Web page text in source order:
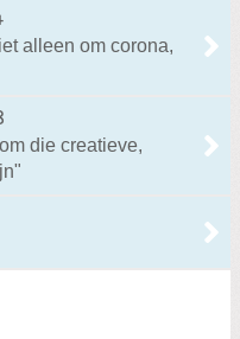
alleen om corona,
die creatieve,